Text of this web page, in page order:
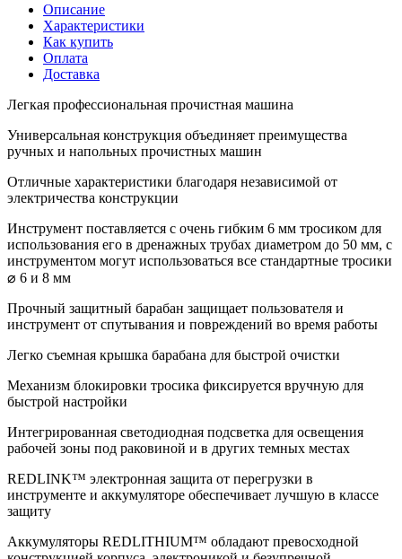
Описание
Характеристики
Как купить
Оплата
Доставка
Легкая профессиональная прочистная машина
Универсальная конструкция объединяет преимущества
ручных и напольных прочистных машин
Отличные характеристики благодаря независимой от
электричества конструкции
Инструмент поставляется с очень гибким 6 мм тросиком для
использования его в дренажных трубах диаметром до 50 мм, с
инструментом могут использоваться все стандартные тросики
⌀ 6 и 8 мм
Прочный защитный барабан защищает пользователя и
инструмент от спутывания и повреждений во время работы
Легко съемная крышка барабана для быстрой очистки
Механизм блокировки тросика фиксируется вручную для
быстрой настройки
Интегрированная светодиодная подсветка для освещения
рабочей зоны под раковиной и в других темных местах
REDLINK™ электронная защита от перегрузки в
инструменте и аккумуляторе обеспечивает лучшую в классе
защиту
Аккумуляторы REDLITHIUM™ обладают превосходной